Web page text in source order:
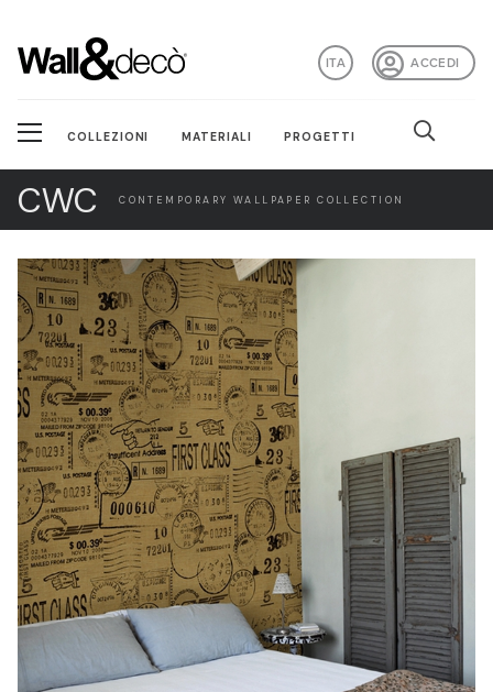
ACCEDI
ITA
COLLEZIONI MATERIALI PROGETTI
CWC CONTEMPORARY WALLPAPER COLLECTION